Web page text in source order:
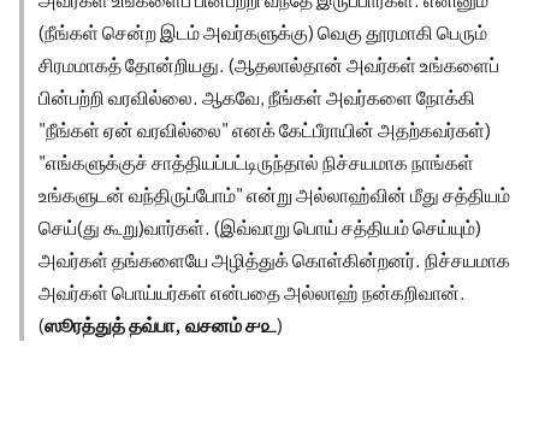
(நீங்கள் சென்ற இடம் அவர்களுக்கு) வெகு தூரமாகி பெரும்
சிரமமாகத் தோன்றியது. (ஆதலால்தான் அவர்கள் உங்களைப்
பின்பற்றி வரவில்லை. ஆகவே, நீங்கள் அவர்களை நோக்கி
"நீங்கள் ஏன் வரவில்லை" எனக் கேட்பீராயின் அதற்கவர்கள்)
"எங்களுக்குச் சாத்தியப்பட்டிருந்தால் நிச்சயமாக நாங்கள்
உங்களுடன் வந்திருப்போம்" என்று அல்லாஹ்வின் மீது சத்தியம்
செய்(து கூறு)வார்கள். (இவ்வாறு பொய் சத்தியம் செய்யும்)
அவர்கள் தங்களையே அழித்துக் கொள்கின்றனர். நிச்சயமாக
அவர்கள் பொய்யர்கள் என்பதை அல்லாஹ் நன்கறிவான்.
(ஸூரத்துத் தவ்பா, வசனம் ௪௨)